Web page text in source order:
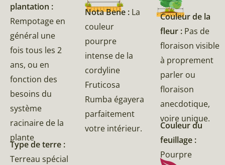
plantation :
Rempotage en
général une
fois tous les 2
ans, ou en
fonction des
besoins du
système
racinaire de la
plante
Type de terre :
Terreau spécial
Nota Bene : La
couleur
pourpre
intense de la
cordyline
Fruticosa
Rumba égayera
parfaitement
votre intérieur.
Couleur de la
fleur : Pas de
floraison visible
à proprement
parler ou
floraison
anecdotique,
voire unique.
Couleur du
feuillage :
Pourpre